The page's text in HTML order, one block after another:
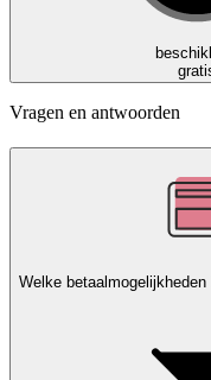
Vragen en antwoorden
Welke betaalmogelijkheden